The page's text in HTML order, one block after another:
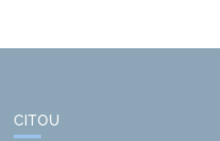
CITOU